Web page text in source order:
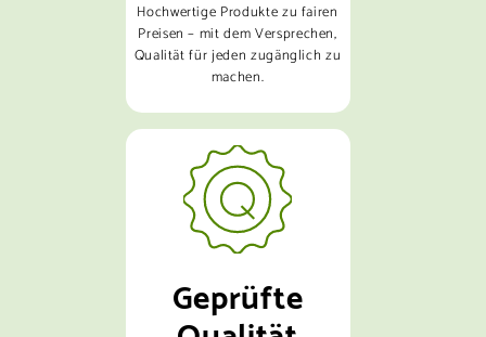
Hochwertige Produkte zu fairen
Preisen – mit dem Versprechen,
Qualität für jeden zugänglich zu
machen.
Geprüfte